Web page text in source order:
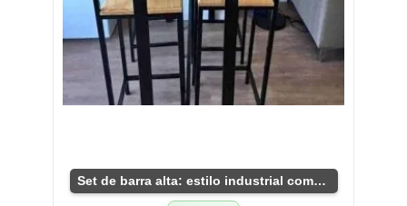
Set de barra alta: estilo industrial compacto